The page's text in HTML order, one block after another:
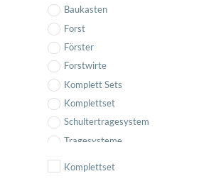
Baukasten
Forst
Förster
Forstwirte
Komplett Sets
Komplettset
Schultertragesystem
Tragesysteme
Komplettset